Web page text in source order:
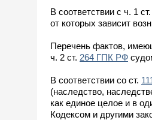
В соответствии с ч. 1 ст.
от которых зависит
Перечень фактов,
ч. 2 ст. 264 ГПК РФ
В соответствии со ст.
(наследство,
как единое целое и в
Кодексом и другими